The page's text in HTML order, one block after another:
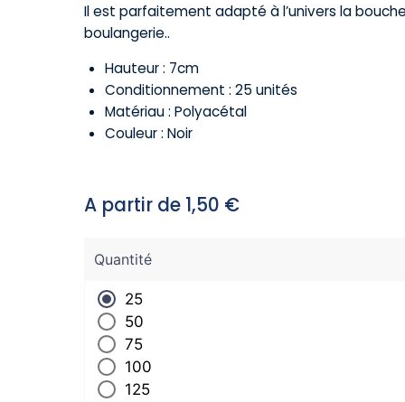
Il est parfaitement adapté à l’univers la
boulangerie..
Hauteur : 7cm
Conditionnement : 25 unités
Matériau : Polyacétal
Couleur : Noir
A partir de 1,50 €
Quantité
25
50
75
100
125